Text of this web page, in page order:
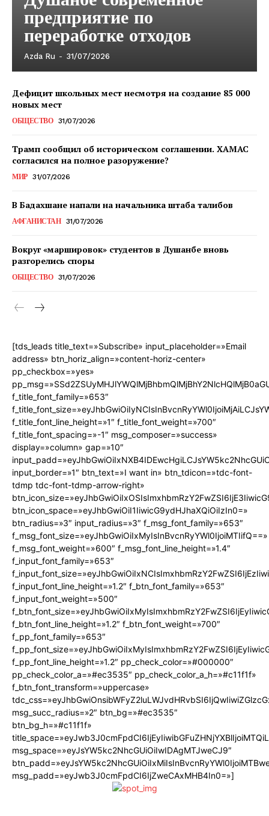
предприятие по
переработке отходов
Azda Ru - 31/07/2026
Дефицит школьных мест несмотря на создание 85 000
новых мест
ОБЩЕСТВО 31/07/2026
Трамп сообщил об историческом соглашении. ХАМАС
согласился на полное разоружение?
МИР 31/07/2026
В Бадахшане напали на начальника штаба талибов
АФГАНИСТАН 31/07/2026
Вокруг «маршировок» студентов в Душанбе вновь
разгорелись споры
ОБЩЕСТВО 31/07/2026
[tds_leads title_text=»Subscribe» input_placeholder=»Email
address» btn_horiz_align=»content-horiz-center»
pp_checkbox=»yes»
f_title_font_family=»653″
f_title_font_line_height=»1″ f_title_font_weight=»700″
f_title_font_spacing=»-1″ msg_composer=»success»
display=»column» gap=»10″
input_border=»1″ btn_text=»I want in» btn_tdicon=»tdc-font-
tdmp tdc-font-tdmp-arrow-right»
btn_icon_space=»eyJhbGwiOiI1IiwicG9ydHJhaXQiOiIzIn0=»
btn_radius=»3″ input_radius=»3″ f_msg_font_family=»653″
f_msg_font_size=»eyJhbGwiOiIxMyIsInBvcnRyYWl0IjoiMTIifQ==»
f_msg_font_weight=»600″ f_msg_font_line_height=»1.4″
f_input_font_family=»653″
f_input_font_line_height=»1.2″ f_btn_font_family=»653″
f_input_font_weight=»500″
f_btn_font_line_height=»1.2″ f_btn_font_weight=»700″
f_pp_font_family=»653″
f_pp_font_line_height=»1.2″ pp_check_color=»#000000″
pp_check_color_a=»#ec3535″ pp_check_color_a_h=»#c11f1f»
f_btn_font_transform=»uppercase»
msg_succ_radius=»2″ btn_bg=»#ec3535″
btn_bg_h=»#c11f1f»
msg_space=»eyJsYW5kc2NhcGUiOiIwIDAgMTJweCJ9″
msg_padd=»eyJwb3J0cmFpdCI6IjZweCAxMHB4In0=»]